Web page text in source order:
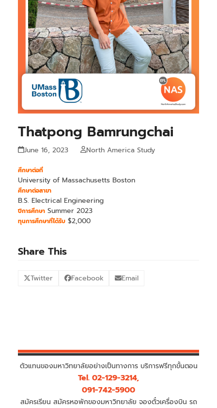
Thatpong Bamrungchai
June 16, 2023 North America Study
ศึกษาต่อที่
University of Massachusetts Boston
ศึกษาต่อสาขา
B.S. Electrical Engineering
ปีการศึกษา Summer 2023
ทุนการศึกษาที่ได้รับ $2,000
Share This
Twitter Facebook Email
ตัวแทนของมหาวิทยาลัยอย่างเป็นทางการ บริการฟรีทุกขั้นตอน
Tel. 02-129-3214,
091-742-5900
สมัครเรียน สมัครหอพักของมหาวิทยาลัย จองตั๋วเครื่องบิน รถ